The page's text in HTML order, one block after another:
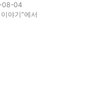
08-04
야기"에서